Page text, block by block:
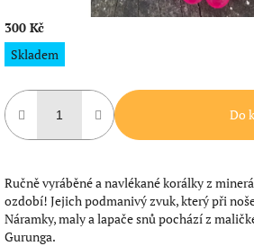
300 Kč
Měrná
cena:
Skladem
Do
Ručně vyráběné a navlékané korálky z
ozdobí! Jejich podmanivý zvuk, který při
Náramky, maly a lapače snů pochází z
Gurunga.